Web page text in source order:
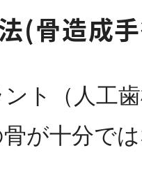
(骨造成
ト（人工
が十分で